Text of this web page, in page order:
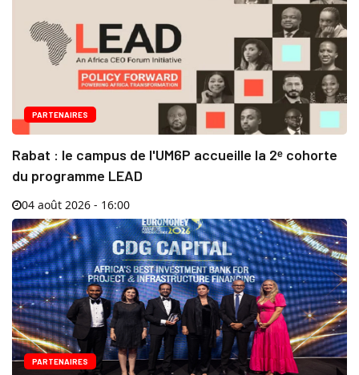
PARTENAIRES
Rabat : le campus de l'UM6P accueille la 2ᵉ cohorte
du programme LEAD
04 août 2026 - 16:00
PARTENAIRES